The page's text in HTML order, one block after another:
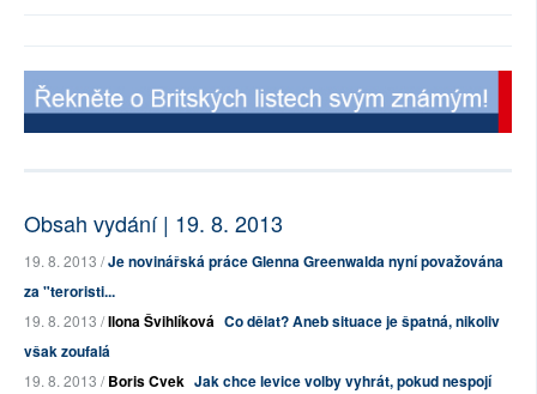
Obsah vydání | 19. 8. 2013
19. 8. 2013 /Je novinářská práce Glenna Greenwalda nyní považována
za "teroristi...
19. 8. 2013 /Ilona Švihlíková Co dělat? Aneb situace je špatná, nikoliv
však zoufalá
19. 8. 2013 /Boris Cvek Jak chce levice volby vyhrát, pokud nespojí